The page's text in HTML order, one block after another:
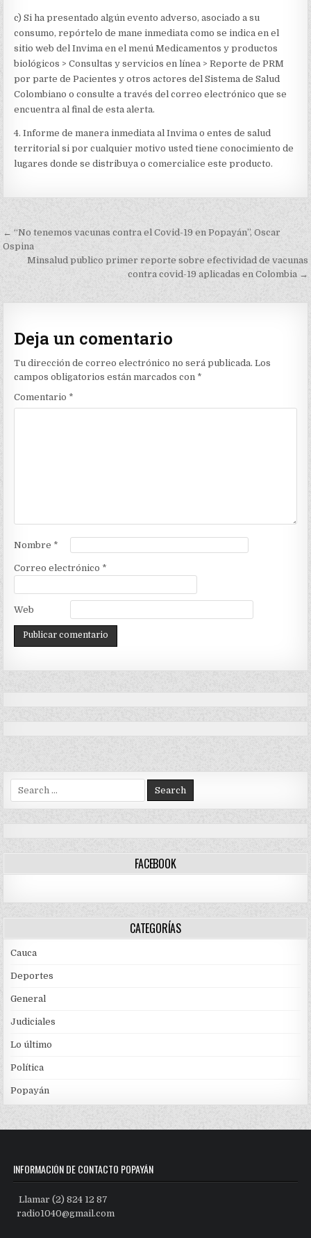
c) Si ha presentado algún evento adverso, asociado a su
consumo, repórtelo de mane inmediata como se indica en el
sitio web del Invima en el menú Medicamentos y productos
biológicos > Consultas y servicios en línea > Reporte de PRM
por parte de Pacientes y otros actores del Sistema de Salud
Colombiano o consulte a través del correo electrónico que se
encuentra al final de esta alerta.
4. Informe de manera inmediata al Invima o entes de salud
territorial si por cualquier motivo usted tiene conocimiento de
lugares donde se distribuya o comercialice este producto.
Navegación
de
entradas
← “No tenemos vacunas contra el Covid-19 en Popayán”, Oscar
Ospina
Minsalud publico primer reporte sobre efectividad de vacunas
contra covid-19 aplicadas en Colombia →
Deja un comentario
Tu dirección de correo electrónico no será publicada. Los
campos obligatorios están marcados con *
Comentario *
Nombre *
Correo electrónico *
Web
for:
FACEBOOK
CATEGORÍAS
Cauca
Deportes
General
Judiciales
Lo último
Política
Popayán
INFORMACIÓN DE CONTACTO POPAYÁN
Llamar (2) 824 12 87
radio1040@gmail.com